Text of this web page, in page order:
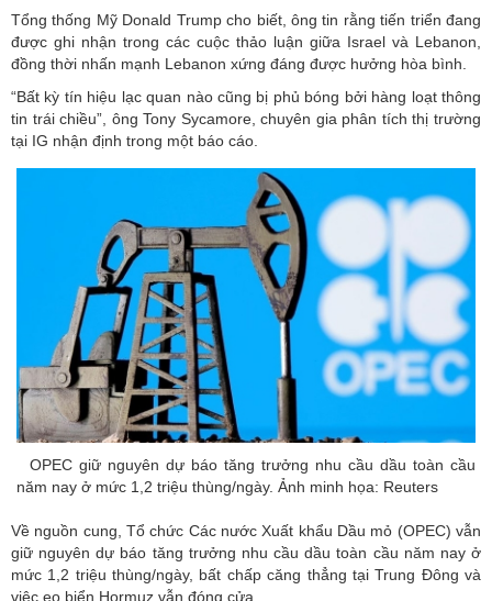
Tổng thống Mỹ Donald Trump cho biết, ông tin rằng tiến triển đang
được ghi nhận trong các cuộc thảo luận giữa Israel và Lebanon,
đồng thời nhấn mạnh Lebanon xứng đáng được hưởng hòa bình.
“Bất kỳ tín hiệu lạc quan nào cũng bị phủ bóng bởi hàng loạt thông
tin trái chiều”, ông Tony Sycamore, chuyên gia phân tích thị trường
tại IG nhận định trong một báo cáo.
OPEC giữ nguyên dự báo tăng trưởng nhu cầu dầu toàn cầu
năm nay ở mức 1,2 triệu thùng/ngày. Ảnh minh họa: Reuters
Về nguồn cung, Tổ chức Các nước Xuất khẩu Dầu mỏ (OPEC) vẫn
giữ nguyên dự báo tăng trưởng nhu cầu dầu toàn cầu năm nay ở
mức 1,2 triệu thùng/ngày, bất chấp căng thẳng tại Trung Đông và
việc eo biển Hormuz vẫn đóng cửa.